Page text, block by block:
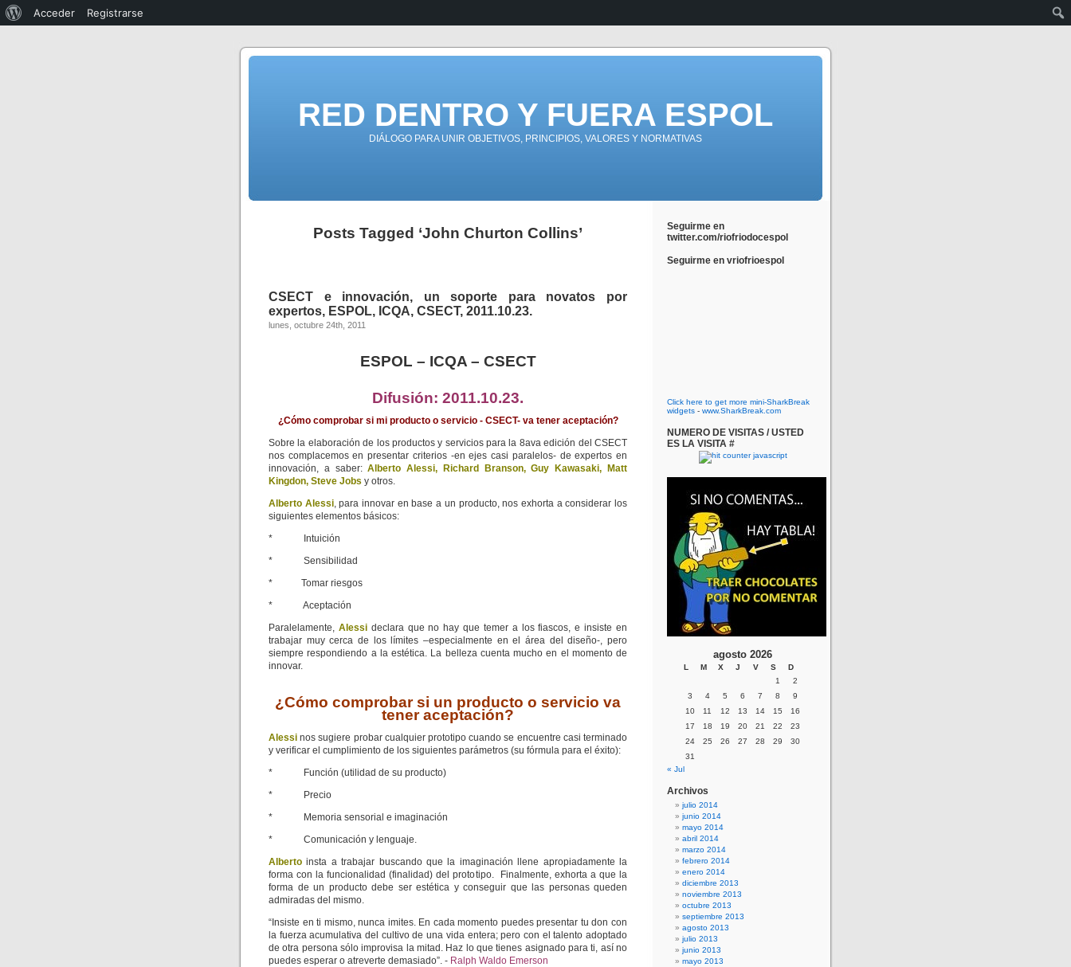
RED DENTRO Y FUERA ESPOL
DIÁLOGO PARA UNIR OBJETIVOS, PRINCIPIOS, VALORES Y NORMATIVAS
Posts Tagged ‘John Churton Collins’
CSECT e innovación, un soporte para novatos por
expertos, ESPOL, ICQA, CSECT, 2011.10.23.
lunes, octubre 24th, 2011
ESPOL – ICQA– CSECT
Difusión: 2011.10.23.
¿Cómo comprobar si mi producto o servicio - CSECT- va tener aceptación?
Sobre la elaboración de los productos y servicios para la 8ava edición del CSECT
nos complacemos en presentar criterios -en ejes casi paralelos- de expertos en
innovación, a saber:Alberto Alessi, Richard Branson, Guy Kawasaki, Matt
Kingdon, Steve Jobs y otros.
Alberto Alessi, para innovar en base a un producto, nos exhorta a considerar los
siguientes elementos básicos:
* Intuición
* Sensibilidad
* Tomar riesgos
* Aceptación
Paralelamente, Alessi declara que no hay que temer a los fiascos, e insiste en
trabajar muy cerca de los límites –especialmente en el área del diseño-, pero
siempre respondiendo a la estética. La belleza cuenta mucho en el momento de
innovar.
¿Cómo comprobar si un producto o servicio va
tener aceptación?
Alessi nos sugiere probar cualquier prototipo cuando se encuentre casi terminado
y verificar el cumplimiento de los siguientes parámetros (su fórmula para el éxito):
* Función (utilidad de su producto)
* Precio
* Memoria sensorial e imaginación
* Comunicación y lenguaje.
Alberto insta a trabajar buscando que la imaginación llene apropiadamente la
forma con la funcionalidad (finalidad) del prototipo. Finalmente, exhorta a que la
forma de un producto debe ser estética y conseguir que las personas queden
admiradas del mismo.
“Insiste en ti mismo, nunca imites. En cada momento puedes presentar tu don con
la fuerza acumulativa del cultivo de una vida entera; pero con el talento adoptado
de otra persona sólo improvisa la mitad. Haz lo que tienes asignado para ti, así no
puedes esperar o atreverte demasiado”. - Ralph Waldo Emerson
Seguirme en
twitter.com/riofriodocespol
Seguirme en vriofrioespol
Click here to get more mini-SharkBreak
widgets - www.SharkBreak.com
NUMERO DE VISITAS / USTED
ES LA VISITA #
agosto 2026
L M X J V S
D
1
2
3
4 5 6 7 8
9
10
11 12 13 14 15
16
17
18 19 20 21 22
23
24
25 26 27 28 29
30
31
« Jul
Archivos
julio 2014
junio 2014
mayo 2014
abril 2014
marzo 2014
febrero 2014
enero 2014
diciembre 2013
noviembre 2013
octubre 2013
septiembre 2013
agosto 2013
julio 2013
junio 2013
mayo 2013
Acceder Registrarse